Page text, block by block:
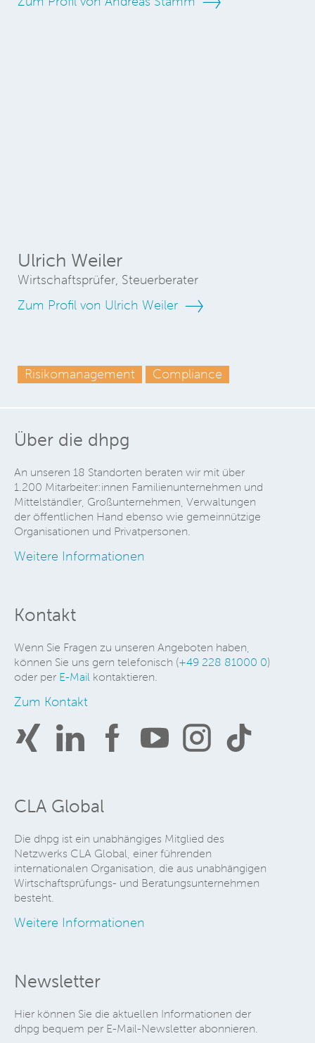
Ulrich Weiler
Wirtschaftsprüfer, Steuerberater
Zum Profil von Ulrich Weiler
Risikomanagement Compliance
Über die dhpg
An unseren 18 Standorten beraten wir mit über
1.200 Mitarbeiter:innen Familienunternehmen und
Mittelständler, Großunternehmen, Verwaltungen
der öffentlichen Hand ebenso wie gemeinnützige
Organisationen und Privatpersonen.
Weitere Informationen
Kontakt
Wenn Sie Fragen zu unseren Angeboten haben,
können Sie uns gern telefonisch (+49 228 81000 0)
oder per E-Mail kontaktieren.
Zum Kontakt
CLA Global
Die dhpg ist ein unabhängiges Mitglied des
Netzwerks CLA Global, einer führenden
internationalen Organisation, die aus unabhängigen
Wirtschaftsprüfungs- und Beratungsunternehmen
besteht.
Weitere Informationen
Newsletter
Hier können Sie die aktuellen Informationen der
dhpg bequem per E-Mail-Newsletter abonnieren.